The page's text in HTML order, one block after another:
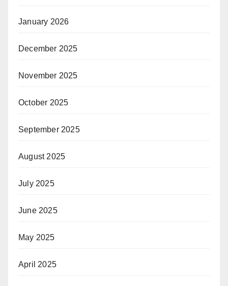
January 2026
December 2025
November 2025
October 2025
September 2025
August 2025
July 2025
June 2025
May 2025
April 2025